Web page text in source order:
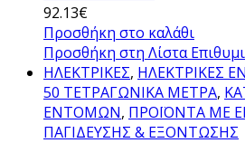
92.13€
Προσθήκη στο καλάθι
Προσθήκη στη Λίστα
ΗΛΕΚΤΡΙΚΕΣ, ΗΛΕΚΤΡΙΚΕΣ
50 ΤΕΤΡΑΓΩΝΙΚΑ ΜΕΤΡΑ,
ΕΝΤΟΜΩΝ, ΠΡΟΪΟΝΤΑ ΜΕ
ΠΑΓΙΔΕΥΣΗΣ & ΕΞΟΝΤΩΣΗΣ